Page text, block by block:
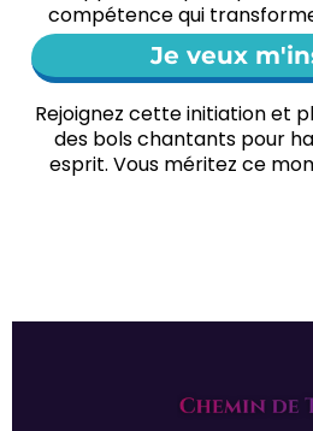
compétence qui
Je veux
Rejoignez cette initiation et
des bols chantants pour
esprit. Vous méritez ce